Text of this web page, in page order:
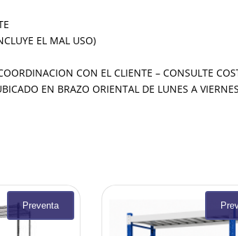
EL MAL USO)
CON EL CLIENTE – CONSULTE
EN BRAZO ORIENTAL DE LUNES A
Preventa